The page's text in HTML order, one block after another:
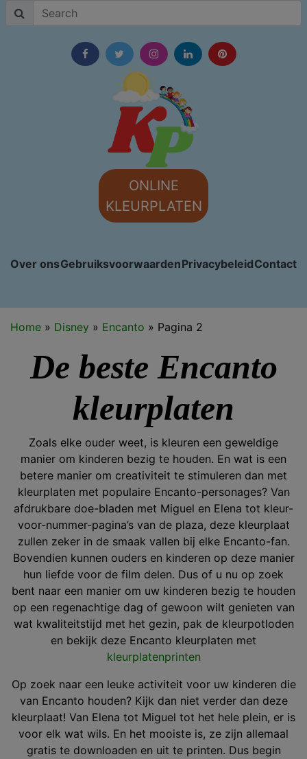
ONLINE
KLEURPLATEN
Over onsGebruiksvoorwaardenPrivacybeleidContact
Home » Disney » Encanto » Pagina 2
De beste Encanto
kleurplaten
Zoals elke ouder weet, is kleuren een geweldige
manier om kinderen bezig te houden. En wat is een
betere manier om creativiteit te stimuleren dan met
kleurplaten met populaire Encanto-personages? Van
afdrukbare doe-bladen met Miguel en Elena tot kleur-
voor-nummer-pagina’s van de plaza, deze kleurplaat
zullen zeker in de smaak vallen bij elke Encanto-fan.
Bovendien kunnen ouders en kinderen op deze manier
hun liefde voor de film delen. Dus of u nu op zoek
bent naar een manier om uw kinderen bezig te houden
op een regenachtige dag of gewoon wilt genieten van
wat kwaliteitstijd met het gezin, pak de kleurpotloden
en bekijk deze Encanto kleurplaten met
kleurplatenprinten
Op zoek naar een leuke activiteit voor uw kinderen die
van Encanto houden? Kijk dan niet verder dan deze
kleurplaat! Van Elena tot Miguel tot het hele plein, er is
voor elk wat wils. En het mooiste is, ze zijn allemaal
gratis te downloaden en uit te printen. Dus begin